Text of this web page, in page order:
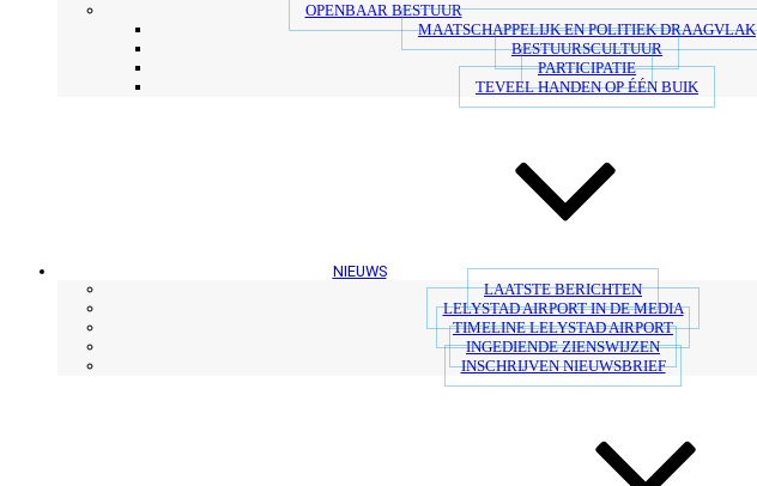
OPENBAAR BESTUUR
MAATSCHAPPELIJK EN POLITIEK DRAAGVLAK
BESTUURSCULTUUR
PARTICIPATIE
TEVEEL HANDEN OP ÉÉN BUIK
NIEUWS
LAATSTE BERICHTEN
LELYSTAD AIRPORT IN DE MEDIA
TIMELINE LELYSTAD AIRPORT
INGEDIENDE ZIENSWIJZEN
INSCHRIJVEN NIEUWSBRIEF